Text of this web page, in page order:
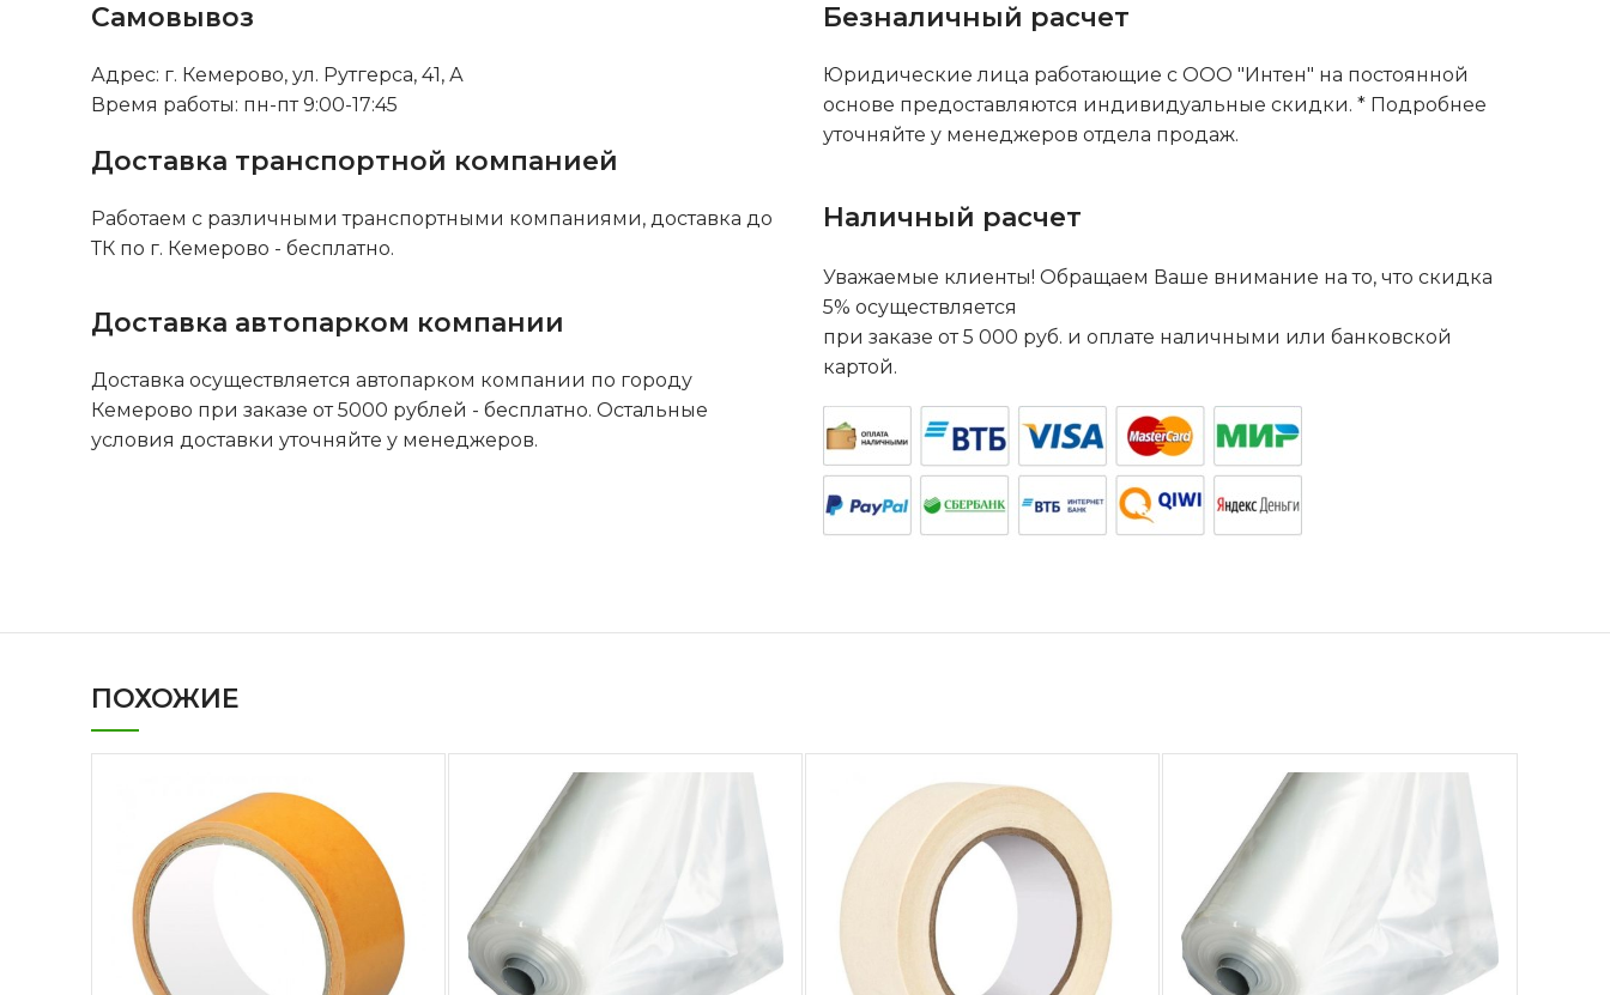
Самовывоз
Адрес: г. Кемерово, ул. Рутгерса, 41, А
Время работы: пн-пт 9:00-17:45
Доставка транспортной компанией
Работаем с различными транспортными компаниями, доставка до
ТК по г. Кемерово - бесплатно.
Доставка автопарком компании
Доставка осуществляется автопарком компании по городу
Кемерово при заказе от 5000 рублей - бесплатно. Остальные
условия доставки уточняйте у менеджеров.
Безналичный расчет
Юридические лица работающие с ООО "Интен" на постоянной
основе предоставляются индивидуальные скидки. * Подробнее
уточняйте у менеджеров отдела продаж.
Наличный расчет
Уважаемые клиенты! Обращаем Ваше внимание на то, что скидка
5% осуществляется
при заказе от 5 000 руб. и оплате наличными или банковской
картой.
ПОХОЖИЕ